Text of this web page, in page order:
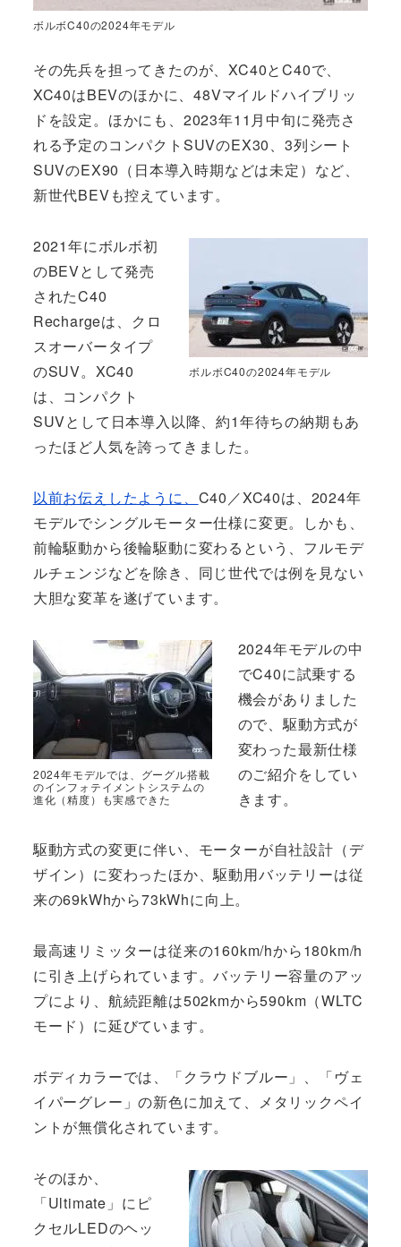
ボルボC40の2024年モデル
その先兵を担ってきたのが、XC40とC40で、
XC40はBEVのほかに、48Vマイルドハイブリッ
ドを設定。ほかにも、2023年11月中旬に発売さ
れる予定のコンパクトSUVのEX30、3列シート
SUVのEX90（日本導入時期などは未定）など、
新世代BEVも控えています。
ボルボC40の2024年モデル
2021年にボルボ初
のBEVとして発売
されたC40
Rechargeは、クロ
スオーバータイプ
のSUV。XC40
は、コンパクト
SUVとして日本導入以降、約1年待ちの納期もあ
ったほど人気を誇ってきました。
以前お伝えしたように、 C40／XC40は、2024年
モデルでシングルモーター仕様に変更。しかも、
前輪駆動から後輪駆動に変わるという、フルモデ
ルチェンジなどを除き、同じ世代では例を見ない
大胆な変革を遂げています。
2024年モデルでは、グーグル搭載
のインフォテイメントシステムの
進化（精度）も実感できた
2024年モデルの中
でC40に試乗する
機会がありました
ので、駆動方式が
変わった最新仕様
のご紹介をしてい
きます。
駆動方式の変更に伴い、モーターが自社設計（デ
ザイン）に変わったほか、駆動用バッテリーは従
来の69kWhから73kWhに向上。
最高速リミッターは従来の160km/hから180km/h
に引き上げられています。バッテリー容量のアッ
プにより、航続距離は502kmから590km（WLTC
モード）に延びています。
ボディカラーでは、「クラウドブルー」、「ヴェ
イパーグレー」の新色に加えて、メタリックペイ
ントが無償化されています。
そのほか、
「Ultimate」にピ
クセルLEDのヘッ